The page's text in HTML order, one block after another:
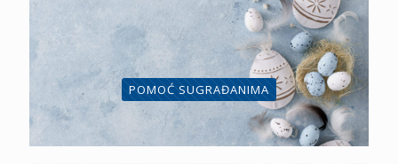
POMOĆ SUGRAĐANIMA